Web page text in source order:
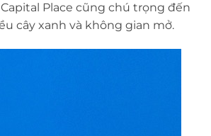
Place cũng chú trọng đến
cây xanh và không gian mở.